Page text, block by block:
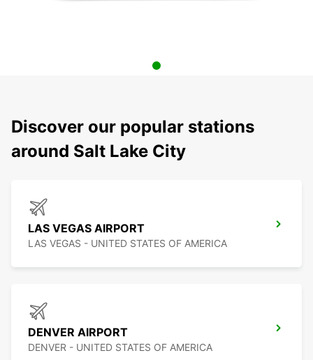
Discover our popular stations
around Salt Lake City
LAS VEGAS AIRPORT
LAS VEGAS - UNITED STATES OF AMERICA
DENVER AIRPORT
DENVER - UNITED STATES OF AMERICA